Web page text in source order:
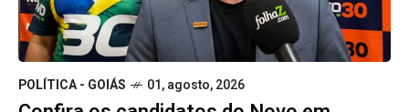
POLÍTICA - GOIÁS 01, agosto, 2026